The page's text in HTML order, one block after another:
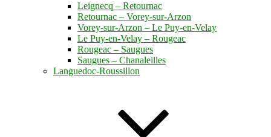
Leignecq – Retournac
Retournac – Vorey-sur-Arzon
Vorey-sur-Arzon – Le Puy-en-Velay
Le Puy-en-Velay – Rougeac
Rougeac – Saugues
Saugues – Chanaleilles
Languedoc-Roussillon